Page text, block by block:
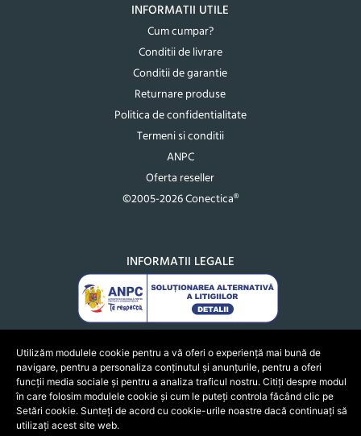
INFORMATII UTILE
Cum cumpar?
Conditii de livrare
Conditii de garantie
Returnare produse
Politica de confidentialitate
Termeni si conditii
ANPC
Oferta reseller
©2005-2026 Conectica®
INFORMATII LEGALE
Utilizăm modulele cookie pentru a vă oferi o experiență mai bună de
navigare, pentru a personaliza conținutul și anunțurile, pentru a oferi
funcții media sociale și pentru a analiza traficul nostru. Citiți despre modul
în care folosim modulele cookie și cum le puteți controla făcând clic pe
Setări cookie. Sunteți de acord cu cookie-urile noastre dacă continuați să
utilizați acest site web.